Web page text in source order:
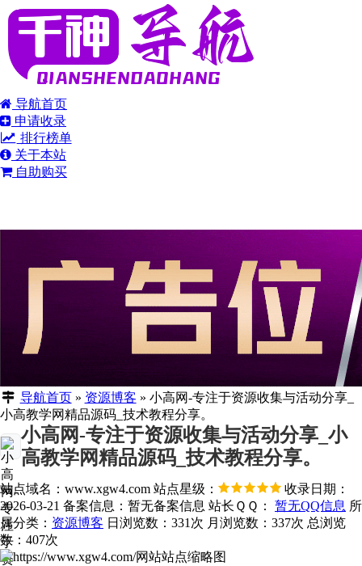
导航首页
申请收录
排行榜单
关于本站
自助购买
导航首页» 资源博客 » 小高网-专注于资源收集与活动分享_
小高教学网精品源码_技术教程分享。
小高网-专注于资源收集与活动分享_小
高教学网精品源码_技术教程分享。
站点域名：www.xgw4.com 站点星级：
收录日期：
2026-03-21 备案信息： 暂无备案信息 站长ＱＱ： 暂无QQ信息 所
属分类： 资源博客 日浏览数：331次 月浏览数：337次 总浏览
数：407次